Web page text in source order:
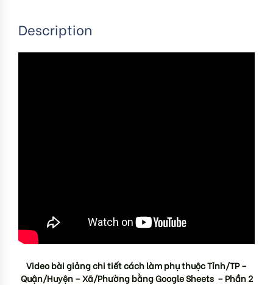
Description
Video bài giảng chi tiết cách làm phụ thuộc Tỉnh/TP –
Quận/Huyện – Xã/Phường bằng Google Sheets – Phần 2